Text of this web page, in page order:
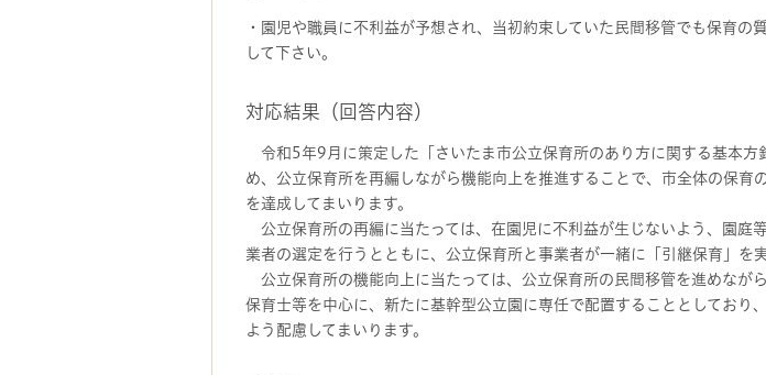
・園児や職員に不利益が予想され、当初約束していた民間移管でも保育
して下さい。
対応結果（回答内容）
令和5年9月に策定した「さいたま市公立保育所のあり方に関する基本方
め、公立保育所を再編しながら機能向上を推進することで、市全体の保
を達成してまいります。
公立保育所の再編に当たっては、在園児に不利益が生じないよう、園庭
業者の選定を行うとともに、公立保育所と事業者が一緒に「引継保育」を
公立保育所の機能向上に当たっては、公立保育所の民間移管を進めなが
保育士等を中心に、新たに基幹型公立園に専任で配置することとしており
よう配慮してまいります。